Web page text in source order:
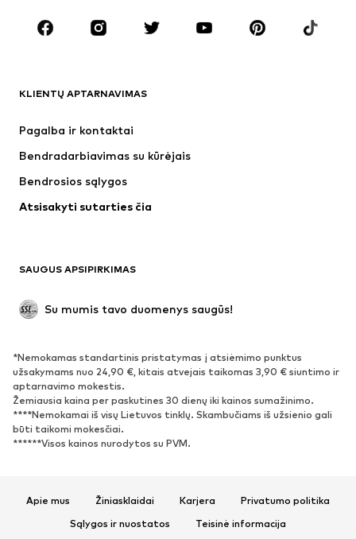
DRABUŽIAI
Striukės
Maudymosi drabužiai
Proginiai
BATAI
Naujienos
Atviri batai
Išskirtiniai
SPORTAS
Sportiniai drabužiai
AKSESUARAI
KLIENTŲ APTARNAVIMAS
Pagalba ir kontaktai
Bendradarbiavimas su kūrėjais
Bendrosios sąlygos
Atsisakyti sutarties čia
SAUGUS APSIPIRKIMAS
Su mumis tavo duomenys saugūs!
*Nemokamas standartinis pristatymas į atsiėmimo punktus
užsakymams nuo 24,90 €, kitais atvejais taikomas 3,90 € siuntimo ir
aptarnavimo mokestis.
Žemiausia kaina per paskutines 30 dienų iki kainos sumažinimo.
****Nemokamai iš visų Lietuvos tinklų. Skambučiams iš užsienio gali
būti taikomi mokesčiai.
******Visos kainos nurodytos su PVM.
Apie mus Žiniasklaidai Karjera
Privatumo politika
Sąlygos ir nuostatos
Teisinė informacija